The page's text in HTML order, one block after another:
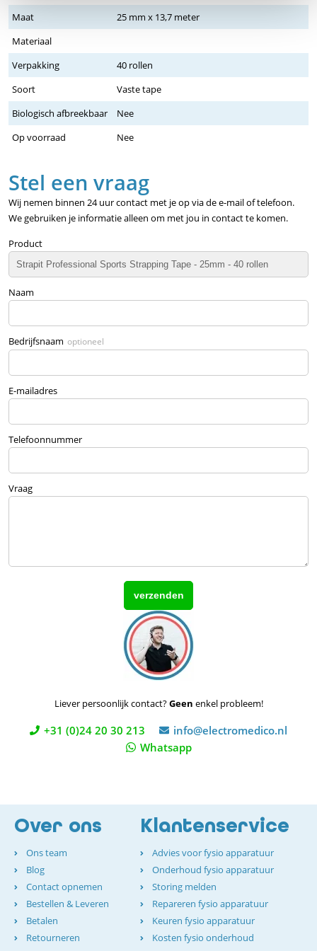
Maat
25 mm x 13,7 meter
Materiaal
Verpakking
40 rollen
Soort
Vaste tape
Biologisch afbreekbaar
Nee
Op voorraad
Nee
Stel een vraag
Wij nemen binnen 24 uur contact met je op via de e-mail of telefoon.
We gebruiken je informatie alleen om met jou in contact te komen.
Product
Naam
Bedrijfsnaam optioneel
E-mailadres
Telefoonnummer
Vraag
Liever persoonlijk contact?Geen enkel probleem!
+31 (0)24 20 30 213
info@electromedico.nl
Whatsapp
Over ons
Ons team
Blog
Contact opnemen
Bestellen & Leveren
Betalen
Retourneren
Klantenservice
Advies voor fysio apparatuur
Onderhoud fysio apparatuur
Storing melden
Repareren fysio apparatuur
Keuren fysio apparatuur
Kosten fysio onderhoud